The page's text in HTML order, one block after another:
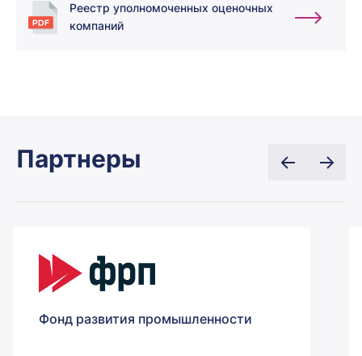
Реестр уполномоченных оценочных
компаний
Партнеры
Фонд развития промышленности